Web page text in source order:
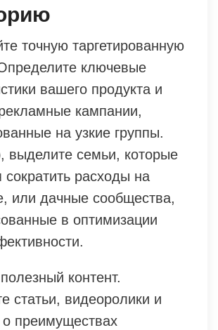
точную таргетированную
ключевые
вашего продукта и
кампании,
на узкие группы.
выделите семьи, которые
сократить расходы на
или дачные сообщества,
в оптимизации
контент.
статьи, видеоролики и
преимуществах